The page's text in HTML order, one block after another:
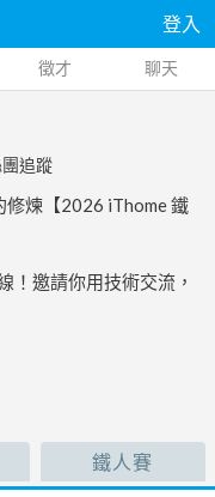
登入
徵才 聊天
追蹤
修煉【2026 iThome 鐵
！邀請你用技術交流，
鐵人賽